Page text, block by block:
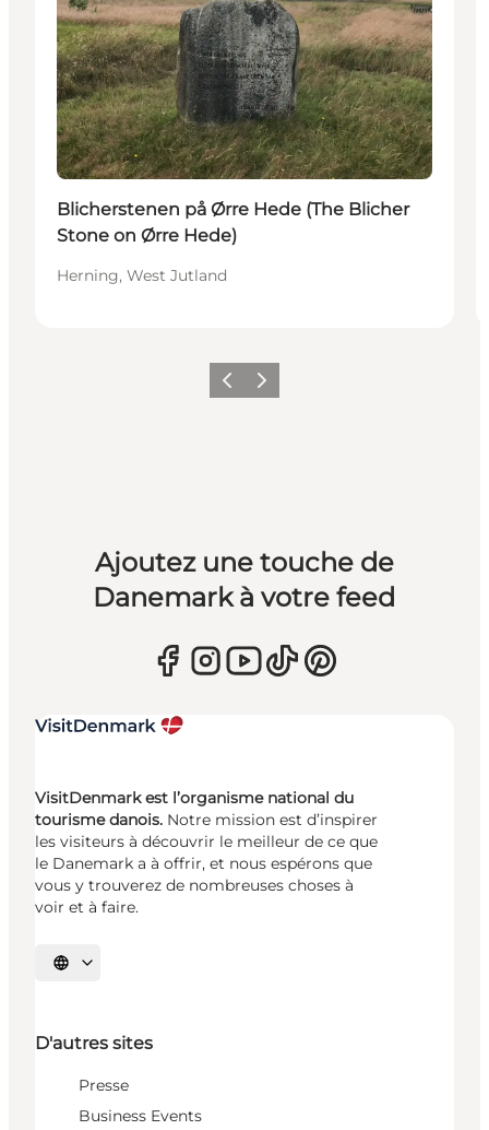
Blicherstenen på Ørre Hede (The Blicher
Stone on Ørre Hede)
Herning, West Jutland
PrécédentSuivant
Ajoutez une touche de
Danemark à votre feed
VisitDenmark est l’organisme national du
tourisme danois. Notre mission est d’inspirer
les visiteurs à découvrir le meilleur de ce que
le Danemark a à offrir, et nous espérons que
vous y trouverez de nombreuses choses à
voir et à faire.
Choisissez la langue
D'autres sites
Presse
Business Events